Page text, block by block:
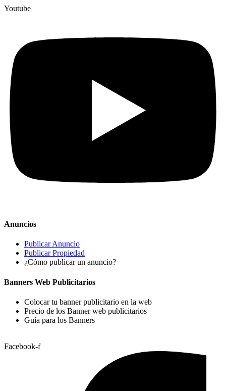
Youtube
Anuncios
Publicar Anuncio
Publicar Propiedad
¿Cómo publicar un anuncio?
Banners Web Publicitarios
Colocar tu banner publicitario en la web
Precio de los Banner web publicitarios
Guía para los Banners
Facebook-f